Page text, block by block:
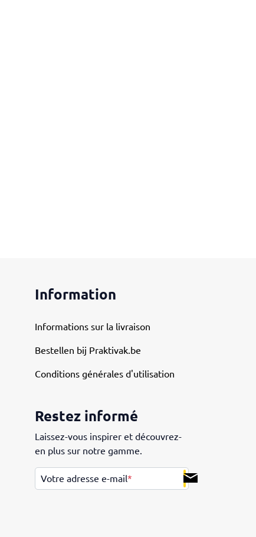
Information
Informations sur la livraison
Bestellen bij Praktivak.be
Conditions générales d'utilisation
Restez informé
Laissez-vous inspirer et découvrez-
en plus sur notre gamme.
Votre adresse e-mail* .